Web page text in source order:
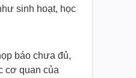
sinh hoạt, học
báo chưa đủ,
cơ quan của